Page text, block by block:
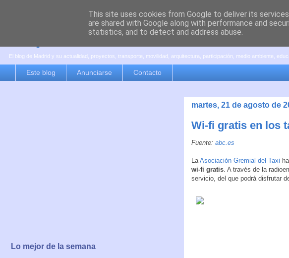
es por madrid
El blog de Madrid y su actualidad, proyectos, transporte, movilidad, arquitectura, participación, medio ambiente,
Este blog Anunciarse Contacto
martes, 21 de agosto de
Wi-fi gratis en los
Fuente: abc.es
La Asociación Gremial del Taxi
wi-fi gratis . A través de la
servicio, del que podrá disfrutar
Lo mejor de la semana
This site uses cookies from Google to deliver its
are shared with Google along with performance and
statistics, and to detect and address abuse.